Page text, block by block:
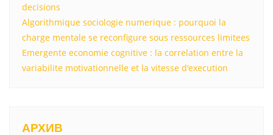
decisions
Algorithmique sociologie numerique : pourquoi la
charge mentale se reconfigure sous ressources limitees
Emergente economie cognitive : la correlation entre la
variabilite motivationnelle et la vitesse d'execution
АРХИВ